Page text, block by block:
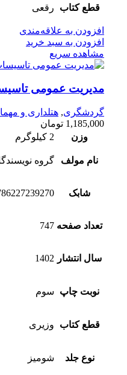
قطع کتاب رقعی
افزودن به علاقه‌مندی
افزودن به سبد خرید
مشاهده سریع
مدیریت عمومی
گردشگری, هتلداری و
1,185,000 تومان
وزن
2 کیلوگرم
نام مولف گروه
شابک
تعداد صفحه 747
سال انتشار 1402
نوبت چاپ سوم
قطع کتاب وزیری
نوع جلد شومیز